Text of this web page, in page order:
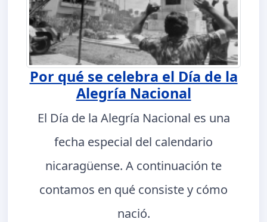
Por qué se celebra el Día de la
Alegría Nacional
El Día de la Alegría Nacional es una
fecha especial del calendario
nicaragüense. A continuación te
contamos en qué consiste y cómo
nació.